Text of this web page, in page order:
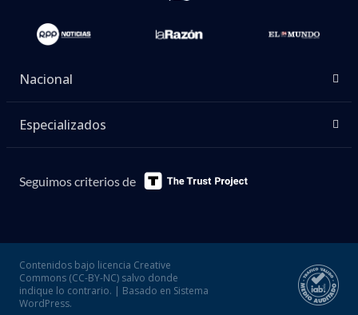
Nacional
Especializados
Seguimos criterios de
Contenidos bajo licencia Creative
Commons (CC-BY-NC) salvo donde
indique lo contrario. | Basado en Sistema
WordPress.